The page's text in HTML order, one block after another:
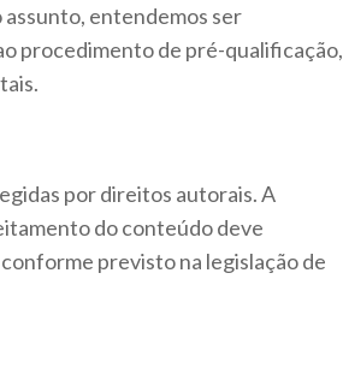
assunto, entendemos ser
procedimento de pré-qualificação,
por direitos autorais. A
do conteúdo deve
previsto na legislação de